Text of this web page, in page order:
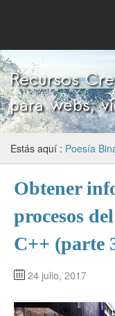
Estás aquí : Poesía
Obtener
procesos
C++ (parte
24 julio, 2017